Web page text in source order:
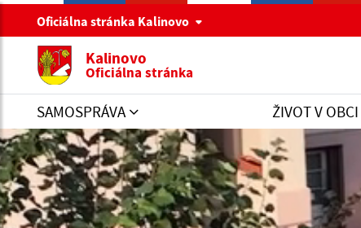
Oficiálna stránka Kalinovo
Kalinovo
Oficiálna stránka
SAMOSPRÁVA ŽIVOT V OBCI